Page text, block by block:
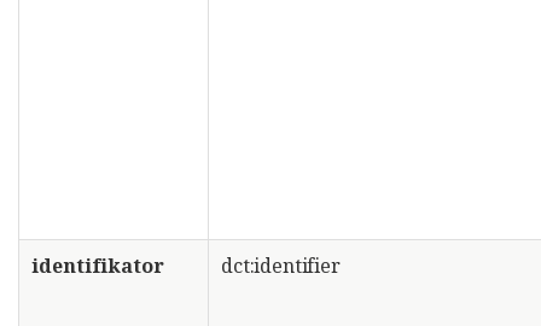
identifikator dct:identifier